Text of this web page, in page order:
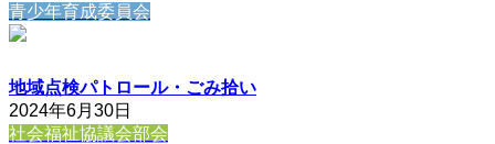
青少年育成委員会
地域点検パトロール・ごみ拾い
2024年6月30日
社会福祉協議会部会